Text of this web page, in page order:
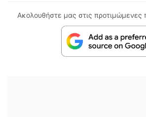
Ακολουθήστε μας στις προτιμώμενες